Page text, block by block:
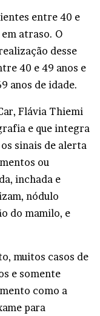
entre 40 e
em atraso. O
desse
40 e 49 anos e
anos de idade.
Flávia Thiemi
e que integra
sinais de alerta
ou
inchada e
nódulo
do mamilo, e
muitos casos de
e somente
como a
para